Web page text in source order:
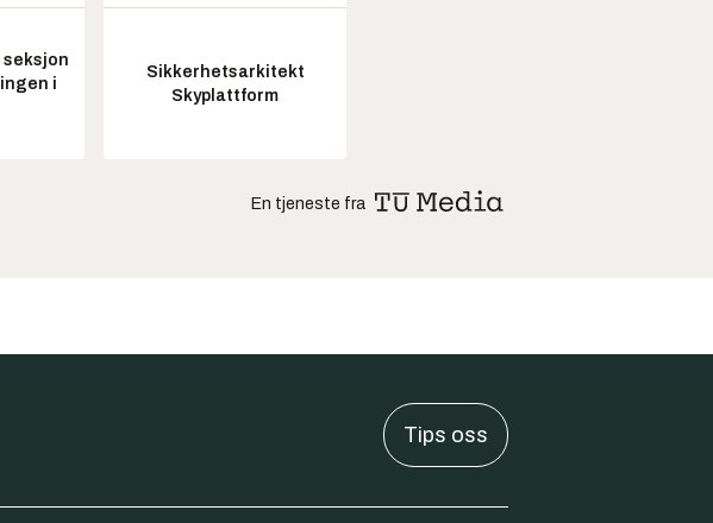
seksjon
i
Sikkerhetsarkitekt
Skyplattform
En tjeneste fra
Tips oss